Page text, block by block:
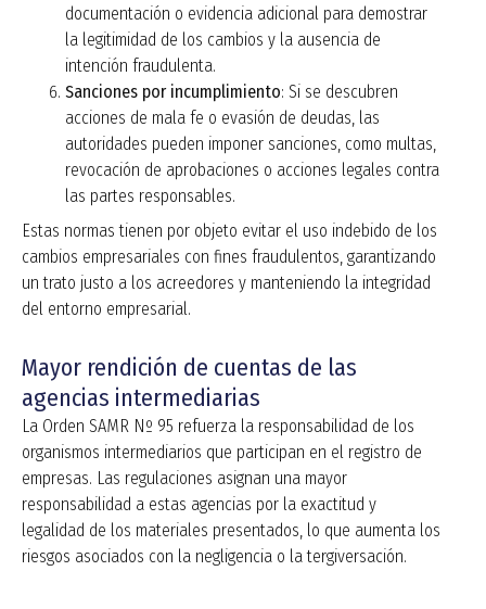
documentación o evidencia adicional para demostrar
la legitimidad de los cambios y la ausencia de
intención fraudulenta.
Sanciones por incumplimiento: Si se descubren
acciones de mala fe o evasión de deudas, las
autoridades pueden imponer sanciones, como multas,
revocación de aprobaciones o acciones legales contra
las partes responsables.
Estas normas tienen por objeto evitar el uso indebido de los
cambios empresariales con fines fraudulentos, garantizando
un trato justo a los acreedores y manteniendo la integridad
del entorno empresarial.
Mayor rendición de cuentas de las
agencias intermediarias
La Orden SAMR Nº 95 refuerza la responsabilidad de los
organismos intermediarios que participan en el registro de
empresas. Las regulaciones asignan una mayor
responsabilidad a estas agencias por la exactitud y
legalidad de los materiales presentados, lo que aumenta los
riesgos asociados con la negligencia o la tergiversación.